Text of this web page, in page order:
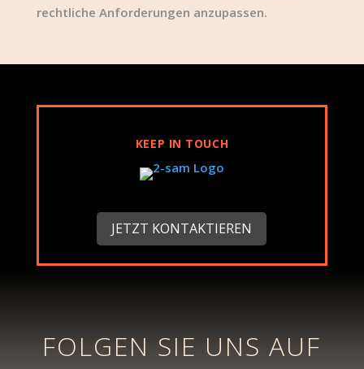
rechtliche Anforderungen anzupassen.
KEEP IN TOUCH
JETZT KONTAKTIEREN
FOLGEN SIE UNS AUF